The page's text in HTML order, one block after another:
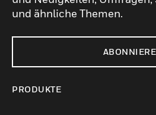
und ähnliche Themen.
PRODUKTE